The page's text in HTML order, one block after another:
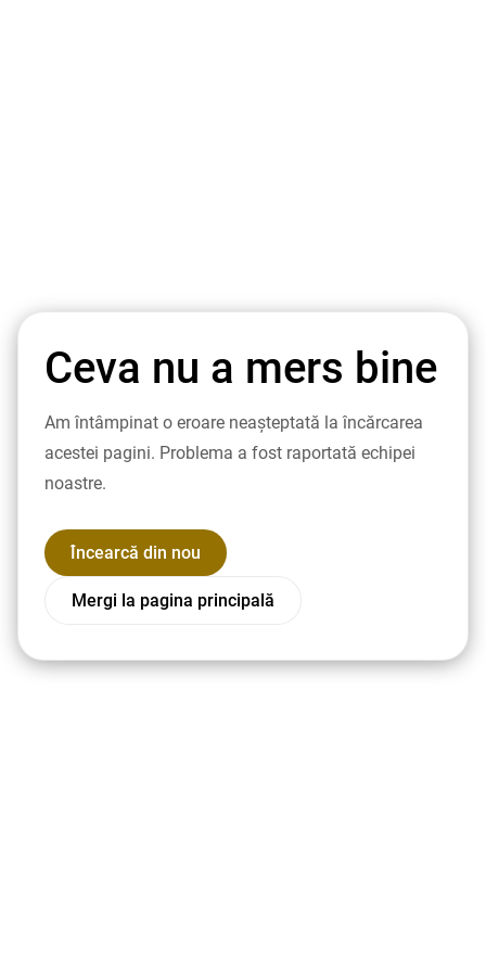
Ceva nu a mers bine
Am întâmpinat o eroare neașteptată la încărcarea
acestei pagini. Problema a fost raportată echipei
noastre.
Încearcă din nou
Mergi la pagina principală